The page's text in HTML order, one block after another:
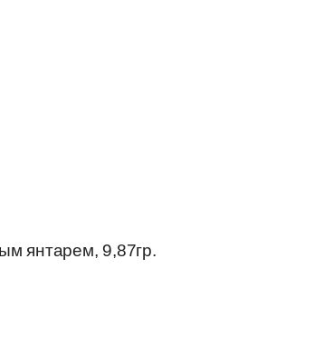
янтарем, 9,87гр.